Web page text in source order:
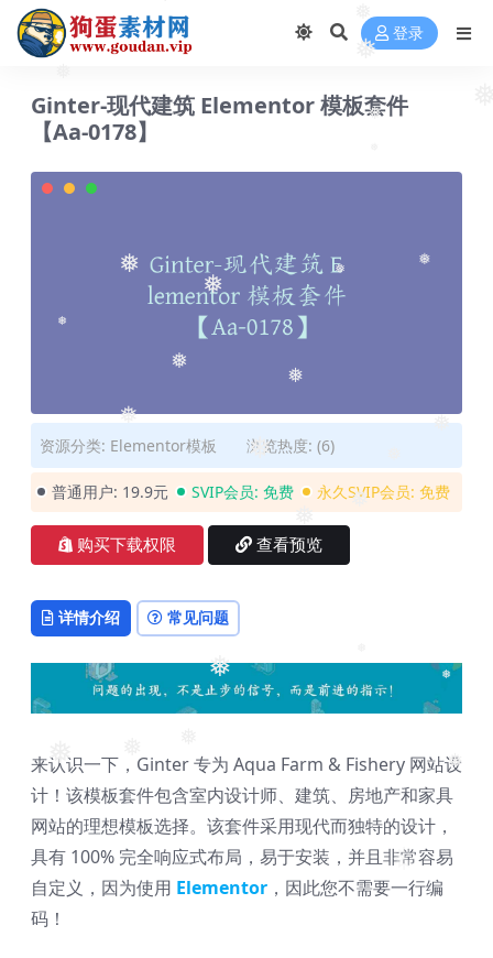
❅
❅
❅
❅
❅
❅
❅
❅
❅
❅
❅
❅ ❅
❅
❅
❅
❅
❅ 登录
Ginter-现代建筑 Elementor 模板套件
【Aa-0178】
资源分类: Elementor模板 浏览热度: (6)
普通用户: 19.9元 SVIP会员: 免费 永久SVIP会员: 免费
购买下载权限 查看预览
详情介绍 常见问题
来认识一下，Ginter 专为 Aqua Farm & Fishery 网站设
计！该模板套件包含室内设计师、建筑、房地产和家具
网站的理想模板选择。该套件采用现代而独特的设计，
具有 100% 完全响应式布局，易于安装，并且非常容易
自定义，因为使用 Elementor ，因此您不需要一行编
码！